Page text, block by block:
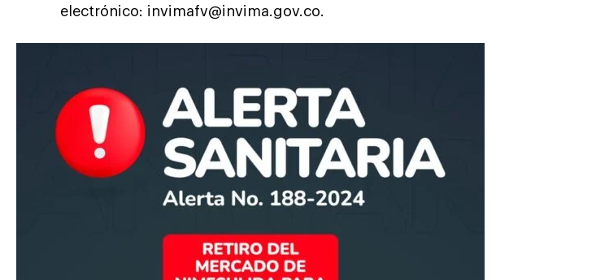
electrónico: invimafv@invima.gov.co.